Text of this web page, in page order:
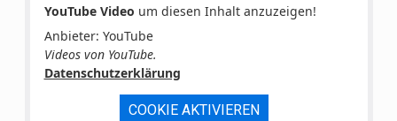
YouTube Video um diesen Inhalt anzuzeigen!
Anbieter: YouTube
Videos von YouTube.
Datenschutzerklärung
COOKIE AKTIVIEREN